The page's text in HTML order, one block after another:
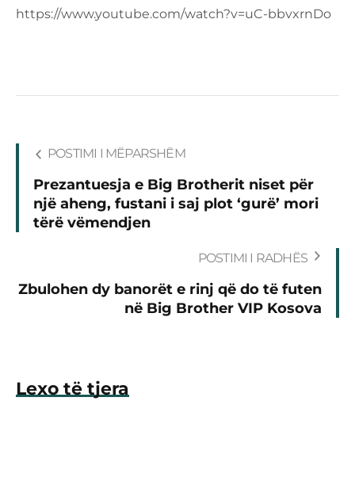
https://www.youtube.com/watch?v=uC-bbvxrnDo
POSTIMI I MËPARSHËM
Prezantuesja e Big Brotherit niset për
një aheng, fustani i saj plot ‘gurë’ mori
tërë vëmendjen
POSTIMI I RADHËS
Zbulohen dy banorët e rinj që do të futen
në Big Brother VIP Kosova
Lexo të tjera